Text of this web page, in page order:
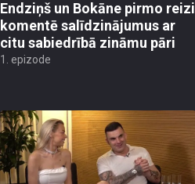
Endziņš un Bokāne pirmo reizi
komentē salīdzinājumus ar
citu sabiedrībā zināmu pāri
1. epizode